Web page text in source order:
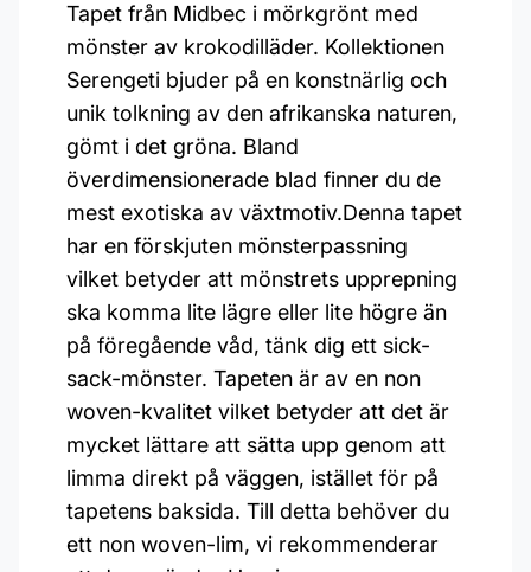
Tapet från Midbec i mörkgrönt med
mönster av krokodilläder. Kollektionen
Serengeti bjuder på en konstnärlig och
unik tolkning av den afrikanska naturen,
gömt i det gröna. Bland
överdimensionerade blad finner du de
mest exotiska av växtmotiv.Denna tapet
har en förskjuten mönsterpassning
vilket betyder att mönstrets upprepning
ska komma lite lägre eller lite högre än
på föregående våd, tänk dig ett sick-
sack-mönster. Tapeten är av en non
woven-kvalitet vilket betyder att det är
mycket lättare att sätta upp genom att
limma direkt på väggen, istället för på
tapetens baksida. Till detta behöver du
ett non woven-lim, vi rekommenderar